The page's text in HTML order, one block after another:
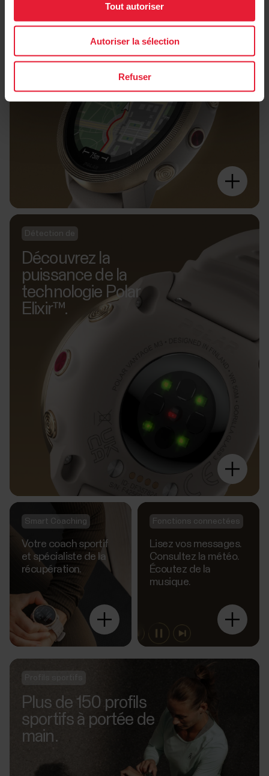
Tout autoriser
Autoriser la sélection
Refuser
Détection de
Découvrez la
puissance de la
technologie Polar
Elixir™.
Smart Coaching
Votre coach sportif
et spécialiste de la
récupération.
Explore
more
Fonctions connectées
Lisez vos messages.
Consultez la météo.
Écoutez de la
musique.
Plus de 150 profils
sportifs à portée de
main.